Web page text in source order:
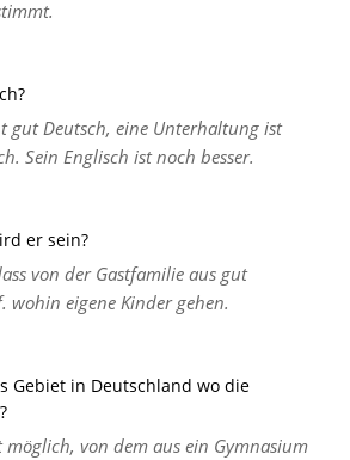
gut Deutsch, eine Unterhaltung ist
Sein Englisch ist noch besser.
er sein?
von der Gastfamilie aus gut
wohin eigene Kinder gehen.
Gebiet in Deutschland wo die
von dem aus ein Gymnasium